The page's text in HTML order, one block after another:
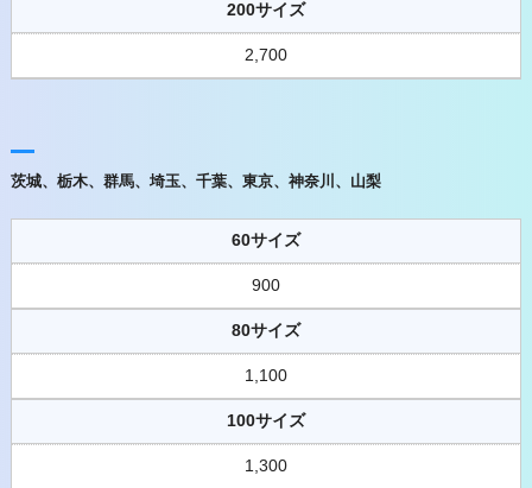
200サイズ
2,700
茨城、栃木、群馬、埼玉、千葉、東京、神奈川、山梨
60サイズ
900
80サイズ
1,100
100サイズ
1,300